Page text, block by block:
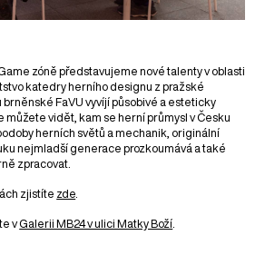
zóně představujeme nové talenty v oblasti
katedry herního designu z pražské
brněnské FaVU vyvíjí působivé a esteticky
můžete vidět, kam se herní průmysl v Česku
herních světů a mechanik, originální
nejmladší generace prozkoumává a také
zpracovat.
zjistíte zde
vGalerii MB24 v ulici Matky Boží